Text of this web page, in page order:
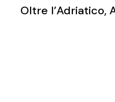
Oltre l’Adriatico,